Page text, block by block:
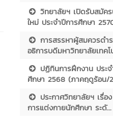
วิทยาลัยฯ เปิดรับสมัค
ใหม่ ประจำปีการศึกษา
การสรรหาผู้สมควรดำ
อธิการบดีมหาวิทยาลัยเทคโ
ปฏิทินการฝึกงาน ประ
ศึกษา 2568 (ภาคฤดูร้อน/
ประกาศวิทยาลัยฯ เรื่
การแต่งกายนักศึกษา ระดั...